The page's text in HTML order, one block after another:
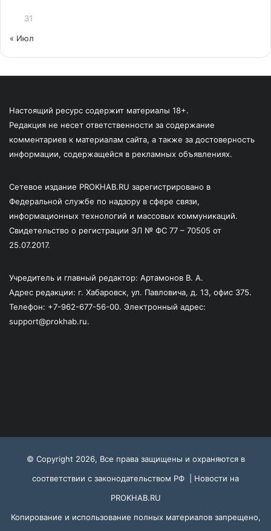
31
« Июл
Настоящий ресурс содержит материалы 18+.
Редакция не несет ответственности за содержание
комментариев к материалам сайта, а также за достоверность
информации, содержащейся в рекламных объявлениях.
Сетевое издание PROKHAB.RU зарегистрировано в
Федеральной службе по надзору в сфере связи,
информационных технологий и массовых коммуникаций.
Свидетельство о регистрации ЭЛ № ФС 77 – 70505 от
25.07.2017.
Учредитель и главный редактор: Артамонов В. А.
Адрес редакции: г. Хабаровск, ул. Павловича, д. 13, офис 375.
Телефон: +7-962-677-56-00. Электронный адрес:
support@prokhab.ru.
© Copyright 2026, Все права защищены и охраняются в
соответствии с законодательством РФ | Новости на
PROKHAB.RU
Копирование и использование полных материалов запрещено,